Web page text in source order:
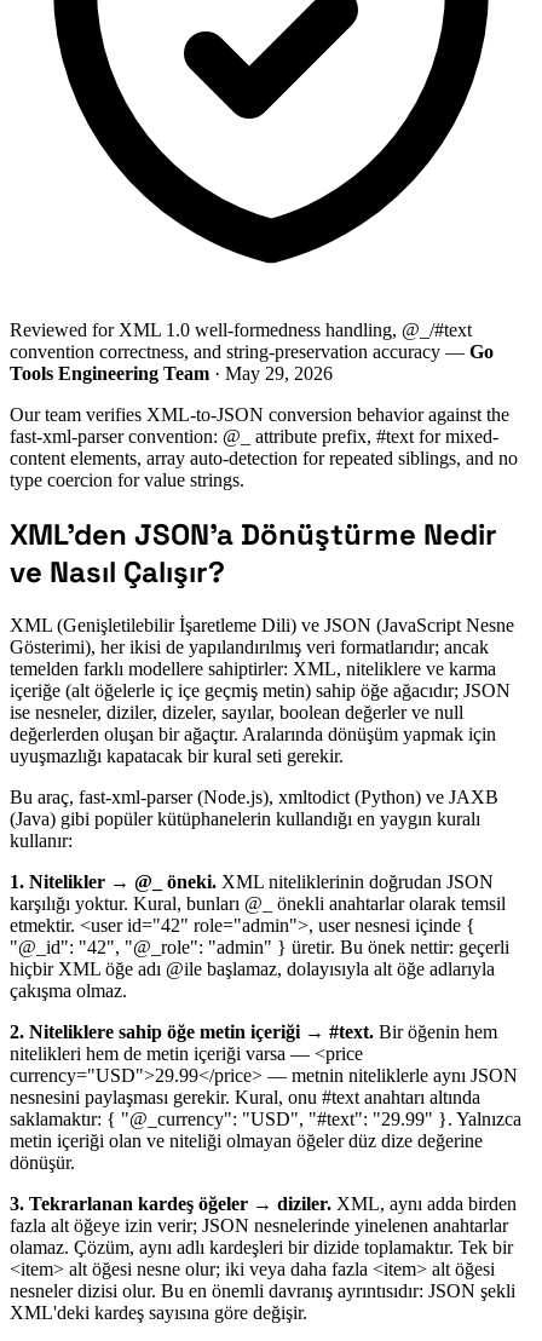
Reviewed for XML 1.0 well-formedness handling, @_/#text
convention correctness, and string-preservation accuracy — Go
Tools Engineering Team · May 29, 2026
Our team verifies XML-to-JSON conversion behavior against the
fast-xml-parser convention: @_ attribute prefix, #text for mixed-
content elements, array auto-detection for repeated siblings, and no
type coercion for value strings.
XML'den JSON'a Dönüştürme Nedir
ve Nasıl Çalışır?
XML (Genişletilebilir İşaretleme Dili) ve JSON (JavaScript Nesne
Gösterimi), her ikisi de yapılandırılmış veri formatlarıdır; ancak
temelden farklı modellere sahiptirler: XML, niteliklere ve karma
içeriğe (alt öğelerle iç içe geçmiş metin) sahip öğe ağacıdır; JSON
ise nesneler, diziler, dizeler, sayılar, boolean değerler ve null
değerlerden oluşan bir ağaçtır. Aralarında dönüşüm yapmak için
uyuşmazlığı kapatacak bir kural seti gerekir.
Bu araç, fast-xml-parser (Node.js), xmltodict (Python) ve JAXB
(Java) gibi popüler kütüphanelerin kullandığı en yaygın kuralı
kullanır:
1. Nitelikler → @_ öneki. XML niteliklerinin doğrudan JSON
karşılığı yoktur. Kural, bunları @_ önekli anahtarlar olarak temsil
etmektir. <user id="42" role="admin">, user nesnesi içinde {
"@_id": "42", "@_role": "admin" } üretir. Bu önek nettir: geçerli
hiçbir XML öğe adı @ile başlamaz, dolayısıyla alt öğe adlarıyla
çakışma olmaz.
2. Niteliklere sahip öğe metin içeriği → #text. Bir öğenin hem
nitelikleri hem de metin içeriği varsa — <price
currency="USD">29.99</price> — metnin niteliklerle aynı JSON
nesnesini paylaşması gerekir. Kural, onu #text anahtarı altında
saklamaktır: { "@_currency": "USD", "#text": "29.99" }. Yalnızca
metin içeriği olan ve niteliği olmayan öğeler düz dize değerine
dönüşür.
3. Tekrarlanan kardeş öğeler → diziler. XML, aynı adda birden
fazla alt öğeye izin verir; JSON nesnelerinde yinelenen anahtarlar
olamaz. Çözüm, aynı adlı kardeşleri bir dizide toplamaktır. Tek bir
<item> alt öğesi nesne olur; iki veya daha fazla <item> alt öğesi
nesneler dizisi olur. Bu en önemli davranış ayrıntısıdır: JSON şekli
XML'deki kardeş sayısına göre değişir.